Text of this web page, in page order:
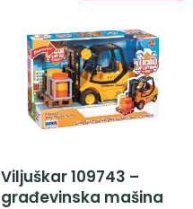
Viljuškar 109743 –
građevinska mašina